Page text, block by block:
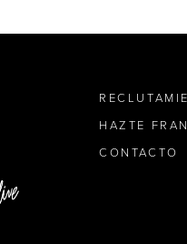
HAZTE
CONTACTO